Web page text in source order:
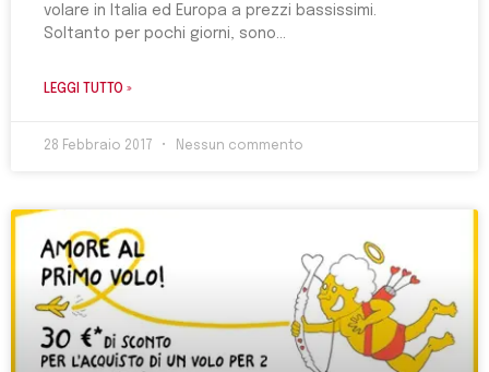
volare in Italia ed Europa a prezzi bassissimi.
Soltanto per pochi giorni, sono
LEGGI TUTTO »
28 Febbraio 2017 Nessun commento